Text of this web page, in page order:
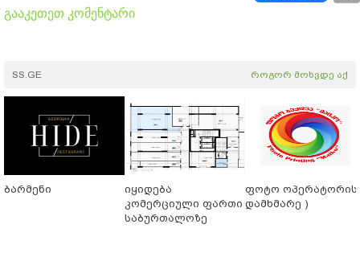
გააკეთეთ კომენტარი
SS.GE როგორ მოხვდე აქ
ბარმენი
იყიდება
კომერციული ფართი
საბურთალოზე
ფოტო ოპერატორის
დამხმარე )